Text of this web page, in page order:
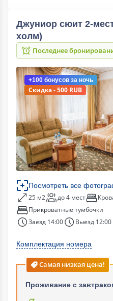
Джуниор сюит 2-
холм)
Последнее
+100 бонусов за ночь
Скидка - 500 RUB
Посмотреть все
25 м2 до 4 мест
Прикроватные тумбочки
Заезд 14:00
Выезд 12:00
Комплектация номера
Самая низкая цена!
Проживание с